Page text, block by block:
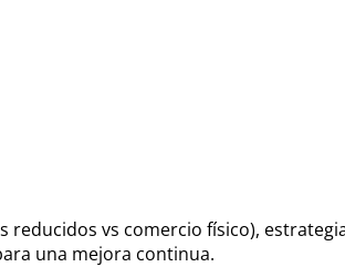
vs comercio físico),
una mejora continua.